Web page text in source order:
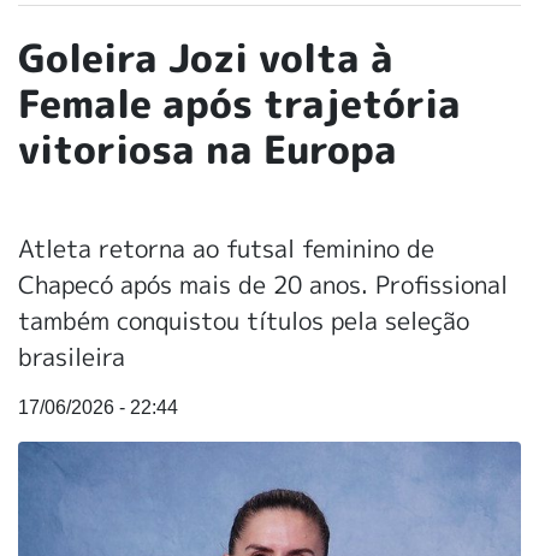
Goleira Jozi volta à
Female após trajetória
vitoriosa na Europa
Atleta retorna ao futsal feminino de
Chapecó após mais de 20 anos. Profissional
também conquistou títulos pela seleção
brasileira
17/06/2026 - 22:44